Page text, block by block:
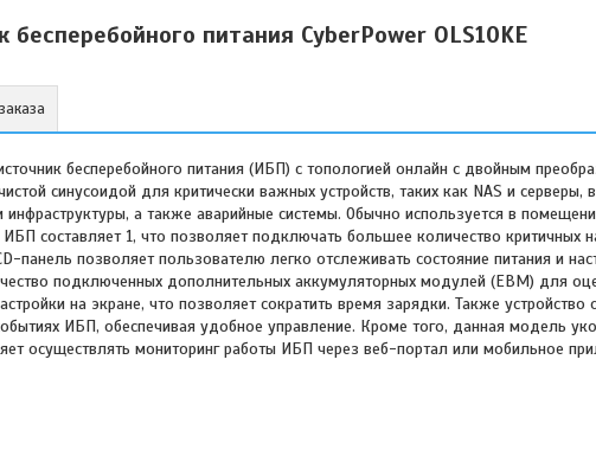
бесперебойного питания CyberPower OLS10KE
бесперебойного питания (ИБП) с топологией онлайн с двойным
синусоидой для критически важных устройств, таких как NAS и серверы,
а также аварийные системы. Обычно используется в
составляет 1, что позволяет подключать большее количество критичных
позволяет пользователю легко отслеживать состояние питания и
подключенных дополнительных аккумуляторных модулей (EBM) для
на экране, что позволяет сократить время зарядки. Также устройство
ИБП, обеспечивая удобное управление. Кроме того, данная модель
осуществлять мониторинг работы ИБП через веб-портал или мобильное